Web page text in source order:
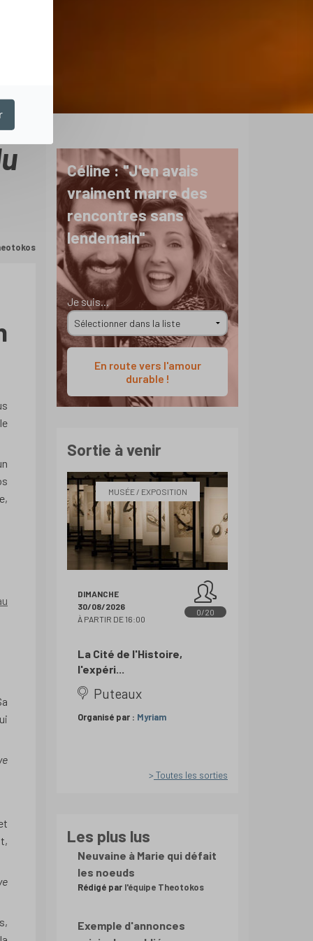
Céline : "J'en avais
vraiment marre des
rencontres sans
lendemain"
Je suis...
En route vers l'amour
durable !
Sortie à venir
MUSÉE / EXPOSITION
DIMANCHE
30/08/2026
À PARTIR DE 16:00
0/20
La Cité de l'Histoire,
l'expéri...
Puteaux
Organisé par : Myriam
Toutes les sorties
Les plus lus
Neuvaine à Marie qui défait
les noeuds
Rédigé par l'équipe Theotokos
Exemple d'annonces